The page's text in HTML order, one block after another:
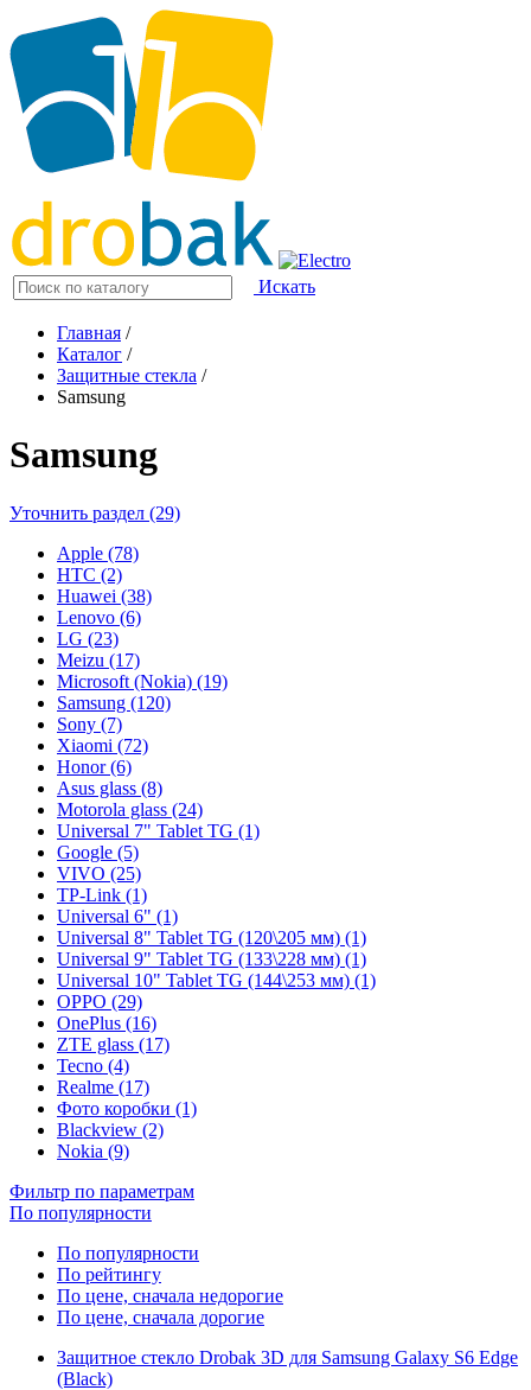
Искать
Главная /
Каталог /
Защитные стекла /
Samsung
Samsung
Уточнить раздел (29)
Apple (78)
HTC (2)
Huawei (38)
Lenovo (6)
LG (23)
Meizu (17)
Microsoft (Nokia) (19)
Samsung (120)
Sony (7)
Xiaomi (72)
Honor (6)
Asus glass (8)
Motorola glass (24)
Universal 7" Tablet TG (1)
Google (5)
VIVO (25)
TP-Link (1)
Universal 6" (1)
Universal 8" Tablet TG (120\205 мм) (1)
Universal 9" Tablet TG (133\228 мм) (1)
Universal 10" Tablet TG (144\253 мм) (1)
OPPO (29)
OnePlus (16)
ZTE glass (17)
Tecno (4)
Realme (17)
Фото коробки (1)
Blackview (2)
Nokia (9)
Фильтр по параметрам
По популярности
По популярности
По рейтингу
По цене, сначала недорогие
По цене, сначала дорогие
Защитное стекло Drobak 3D для Samsung Galaxy S6 Edge
(Black)